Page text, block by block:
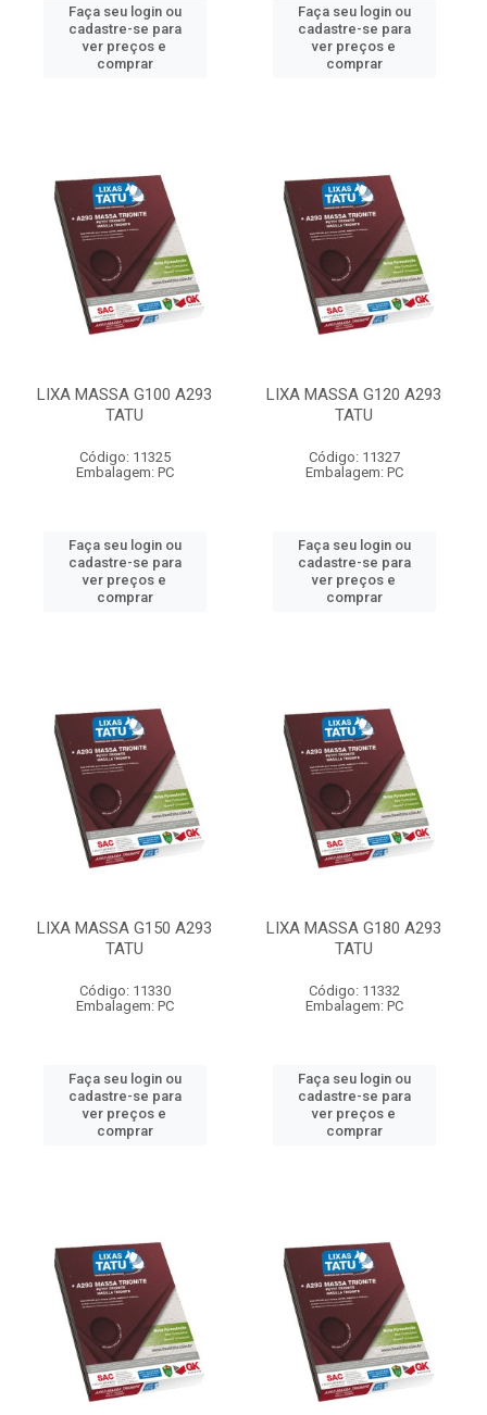
Faça seu login ou
cadastre-se para
ver preços e
comprar
Faça seu login ou
cadastre-se para
ver preços e
comprar
LIXA MASSA G100 A293
TATU
Código: 11325
Embalagem: PC
Faça seu login ou
cadastre-se para
ver preços e
comprar
LIXA MASSA G120 A293
TATU
Código: 11327
Embalagem: PC
Faça seu login ou
cadastre-se para
ver preços e
comprar
LIXA MASSA G150 A293
TATU
Código: 11330
Embalagem: PC
Faça seu login ou
cadastre-se para
ver preços e
comprar
LIXA MASSA G180 A293
TATU
Código: 11332
Embalagem: PC
Faça seu login ou
cadastre-se para
ver preços e
comprar